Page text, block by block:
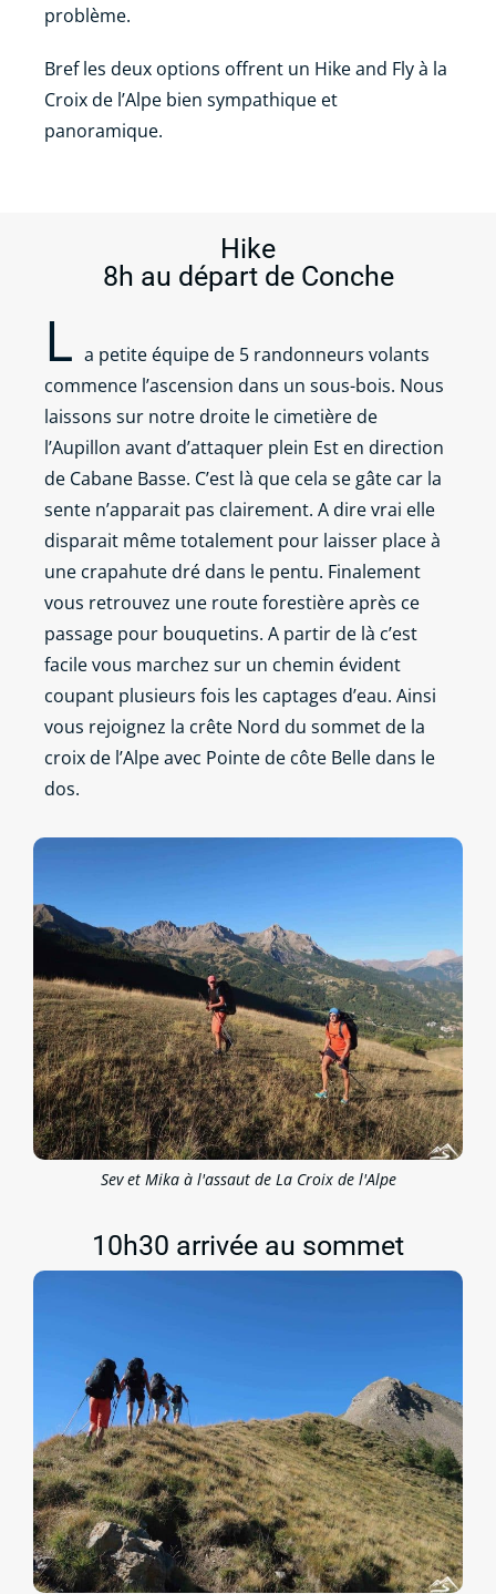
problème.
Bref les deux options offrent un Hike and Fly à la
Croix de l’Alpe bien sympathique et
panoramique.
Hike
8h au départ de Conche
L a petite équipe de 5 randonneurs volants
commence l’ascension dans un sous-bois. Nous
laissons sur notre droite le cimetière de
l’Aupillon avant d’attaquer plein Est en direction
de Cabane Basse. C’est là que cela se gâte car la
sente n’apparait pas clairement. A dire vrai elle
disparait même totalement pour laisser place à
une crapahute dré dans le pentu. Finalement
vous retrouvez une route forestière après ce
passage pour bouquetins. A partir de là c’est
facile vous marchez sur un chemin évident
coupant plusieurs fois les captages d’eau. Ainsi
vous rejoignez la crête Nord du sommet de la
croix de l’Alpe avec Pointe de côte Belle dans le
dos.
Sev et Mika à l'assaut de La Croix de l'Alpe
10h30 arrivée au sommet